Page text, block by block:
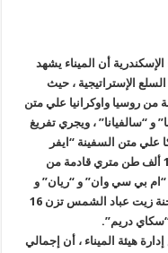
أن الميناء يشهد
الإستراتيجية ، حيث
209 ألف طن قادمة من روسيا واوكرانيا علي متن
“سالفيانا” ، ويجري تفريغ
أمريكا علي متن السفينة “ايفر
بريليانت” ، ويجري تفريغ شحنة خشب تزن 106 ألف طن متري قادمة من
“ام بي سي وان” و “ريان” و
“داون ايرو ، و “مارشيكورا” ، ويجري تفريغ شحنة زيت عباد الشمس تزن 16
دريم”.
هيئة الميناء ، أن إجمالي